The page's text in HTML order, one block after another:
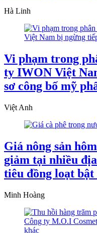
Hà Linh
Vi phạm trong
ty IWON Việt
sơ công bố mỹ
Việt Anh
Giá nông sản
giảm tại nhiều
tiêu đồng loạt bật
Minh Hoàng